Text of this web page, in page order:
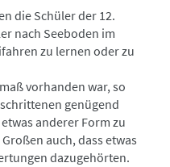
die Schüler der 12.
nach Seeboden im
zu lernen oder zu
vorhanden war, so
genügend
anderer Form zu
auch, dass etwas
dazugehörten.